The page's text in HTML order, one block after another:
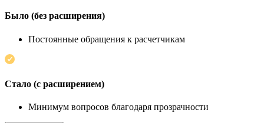
Было (без расширения)
Постоянные обращения к расчетчикам
Стало (с расширением)
Минимум вопросов благодаря прозрачности